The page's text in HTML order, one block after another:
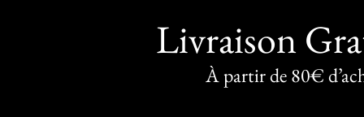
Livraison
À partir de 80€